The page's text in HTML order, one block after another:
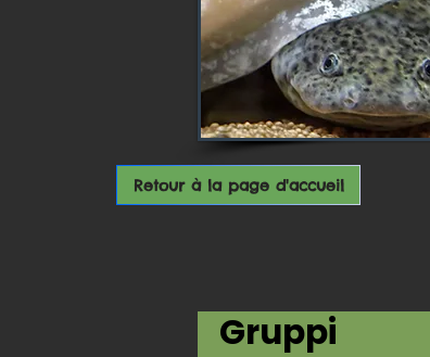
Gruppi
Retour à la page d'accueil